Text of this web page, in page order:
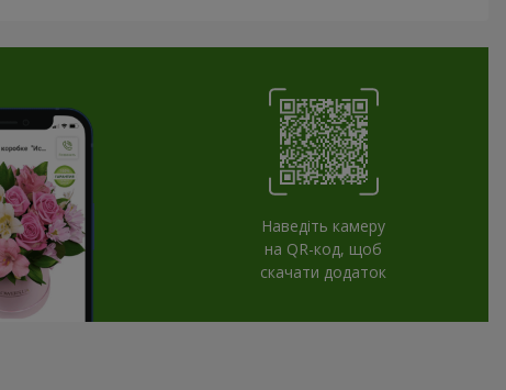
Наведіть камеру
на QR-код, щоб
скачати додаток